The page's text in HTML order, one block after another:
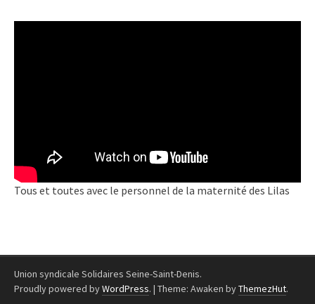
Tous et toutes avec le personnel de la maternité des Lilas
Union syndicale Solidaires Seine-Saint-Denis.
Proudly powered byWordPress. | Theme: Awaken byThemezHut.